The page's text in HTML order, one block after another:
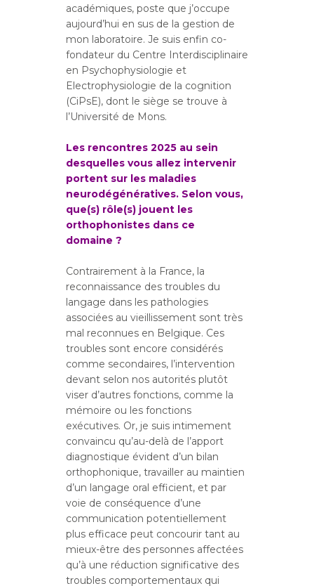
académiques, poste que j’occupe
aujourd’hui en sus de la gestion de
mon laboratoire. Je suis enfin co-
fondateur du Centre Interdisciplinaire
en Psychophysiologie et
Electrophysiologie de la cognition
(CiPsE), dont le siège se trouve à
l’Université de Mons.
Les rencontres 2025 au sein
desquelles vous allez intervenir
portent sur les maladies
neurodégénératives. Selon vous,
que(s) rôle(s) jouent les
orthophonistes dans ce
domaine ?
Contrairement à la France, la
reconnaissance des troubles du
langage dans les pathologies
associées au vieillissement sont très
mal reconnues en Belgique. Ces
troubles sont encore considérés
comme secondaires, l’intervention
devant selon nos autorités plutôt
viser d’autres fonctions, comme la
mémoire ou les fonctions
exécutives. Or, je suis intimement
convaincu qu’au-delà de l’apport
diagnostique évident d’un bilan
orthophonique, travailler au maintien
d’un langage oral efficient, et par
voie de conséquence d’une
communication potentiellement
plus efficace peut concourir tant au
mieux-être des personnes affectées
qu’à une réduction significative des
troubles comportementaux qui